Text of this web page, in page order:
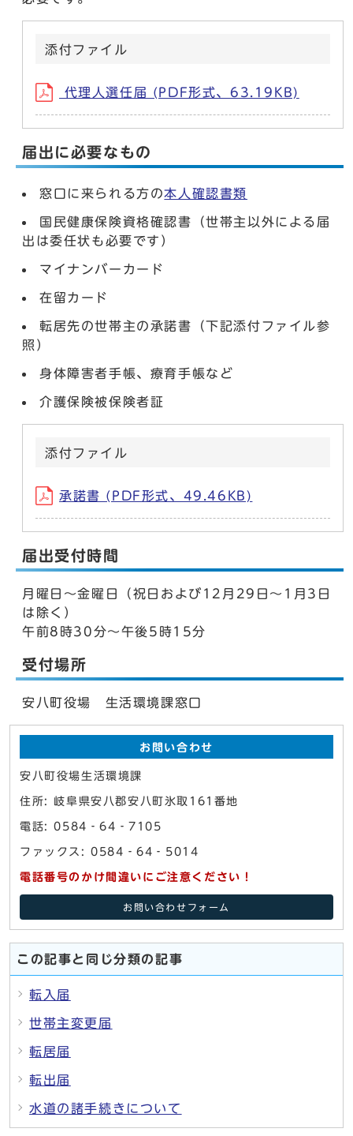
添付ファイル
代理人選任届 (PDF形式、63.19KB)
届出に必要なもの
窓口に来られる方の本人確認書類
国民健康保険資格確認書（世帯主以外による届
出は委任状も必要です）
マイナンバーカード
在留カード
転居先の世帯主の承諾書（下記添付ファイル参
照）
身体障害者手帳、療育手帳など
介護保険被保険者証
添付ファイル
承諾書 (PDF形式、49.46KB)
届出受付時間
月曜日～金曜日（祝日および12月29日～1月3日
は除く）
午前8時30分～午後5時15分
受付場所
安八町役場 生活環境課窓口
お問い合わせ
安八町役場生活環境課
住所: 岐阜県安八郡安八町氷取161番地
電話: 0584‐64‐7105
ファックス: 0584‐64‐5014
電話番号のかけ間違いにご注意ください！
お問い合わせフォーム
この記事と同じ分類の記事
転入届
世帯主変更届
転居届
転出届
水道の諸手続きについて